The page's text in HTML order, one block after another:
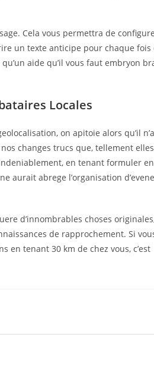
Cela vous permettra de
un texte anticipe pour chaque fois
aide qu’il vous faut embryon
Locales
on apitoie alors qu’il
changes trucs que, tellement
en tenant formuler
aurait abrege l’organisation
d’innombrables choses
de rapprochement. Si
en tenant 30 km de chez vous, c’est